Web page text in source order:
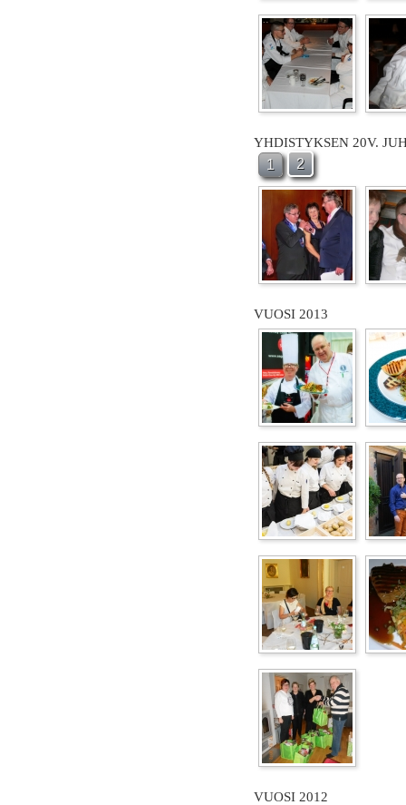
YHDISTYKSEN 20V.
1 2
VUOSI 2013
VUOSI 2012